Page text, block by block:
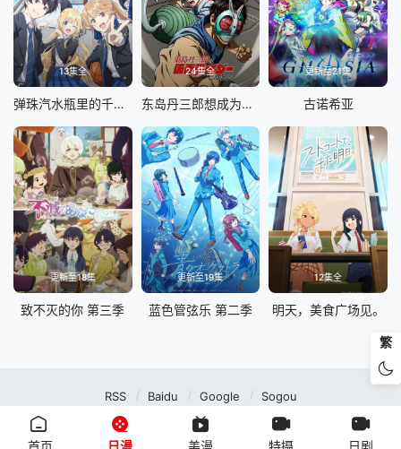
13集全
弹珠汽水瓶里的千岁同学
24集全
东岛丹三郎想成为假面骑士
更新至21集
古诺希亚
更新至18集
致不灭的你 第三季
更新至19集
蓝色管弦乐 第二季
12集全
明天，美食广场见。
繁
RSS Baidu Google Sogou
MuteFun动漫网站-无声乐趣-(゜-゜)つロ 干杯~MuteFun动漫网站所有内容均来
自互联网分享站点所提供的公开引用资源，未提供资源上传、存储服务。
首页 日漫 美漫 特摄 日剧